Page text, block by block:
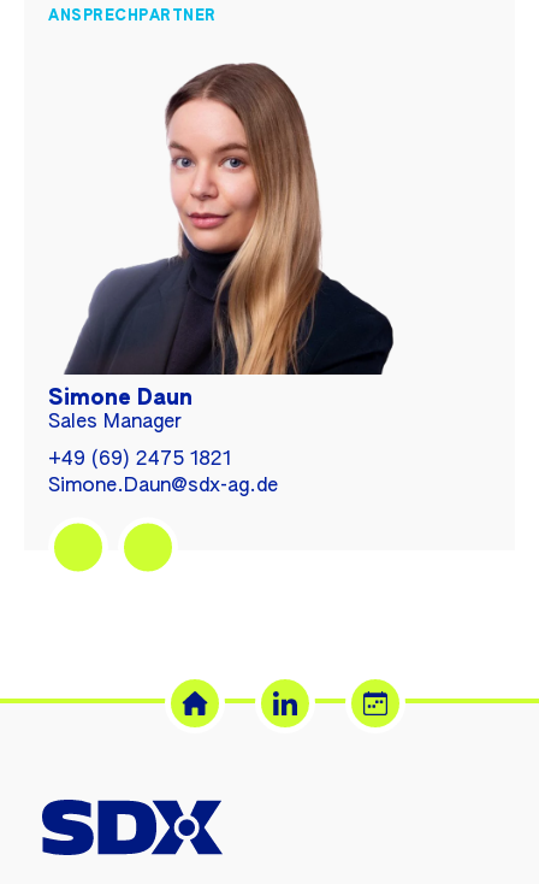
ANSPRECHPARTNER
Simone Daun
Sales Manager
+49 (69) 2475 1821
Simone.Daun@sdx-ag.de